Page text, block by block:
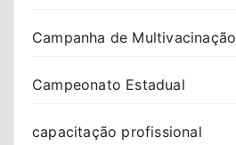
Campanha de Multivacinação
Campeonato Estadual
capacitação profissional